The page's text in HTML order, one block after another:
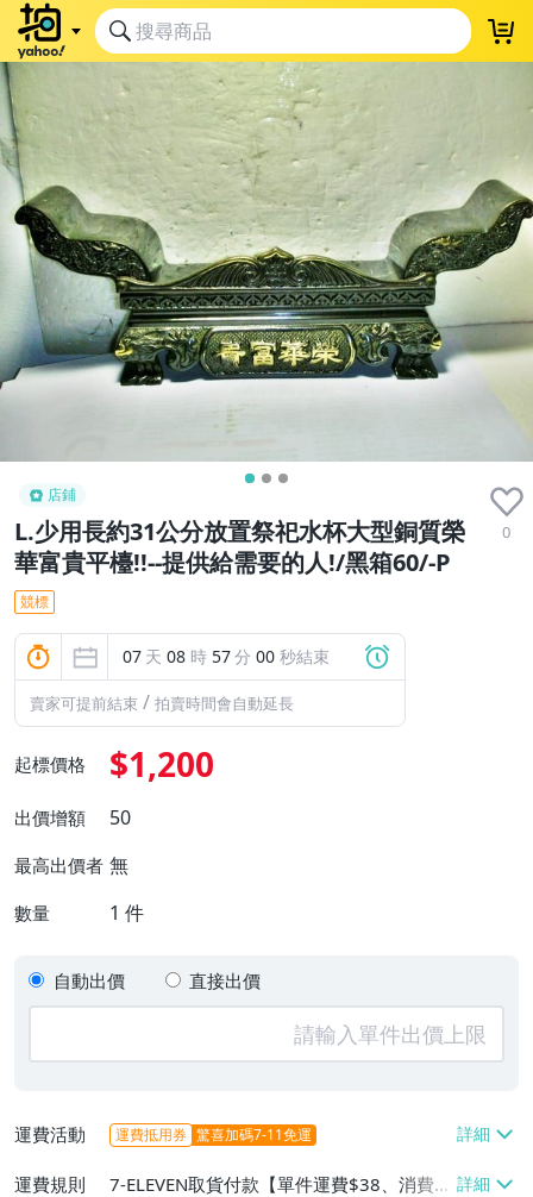
店鋪
L.少用長約31公分放置祭祀水杯大型銅質榮
華富貴平檯!!--提供給需要的人!/黑箱60/-P
0
競標
07 天 08 時 56分 59 秒結束
賣家可提前結束 / 拍賣時間會自動延長
起標價格 $1,200
出價增額 50
最高出價者 無
數量 1 件
自動出價 直接出價
運費活動 運費抵用券 驚喜加碼7-11免運
運費規則
7-ELEVEN取貨付款【單件運費$38、消費滿